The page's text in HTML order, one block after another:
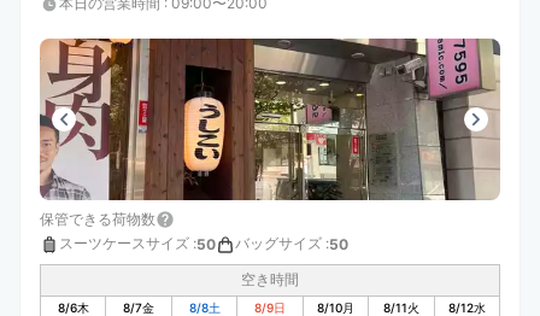
保管できる荷物数
スーツケースサイズ :50 バッグサイズ :50
空き時間
8/6木 8/7金 8/8土 8/9日 8/10月 8/11火 8/12水